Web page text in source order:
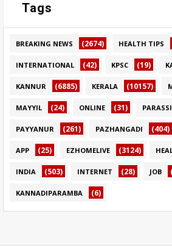
Tags
BREAKING NEWS (2674) HEALTH TIPS
INTERNATIONAL (42) KPSC (19)
KANNUR (6885) KERALA (10157)
MAYYIL (24) ONLINE (31)
PAYYANUR (261) PAZHANGADI (404)
APP (25) EZHOMELIVE (3124)
INDIA (503) INTERNET (28) JOB
KANNADIPARAMBA (6)